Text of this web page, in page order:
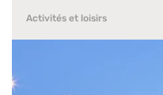
Activités et loisirs